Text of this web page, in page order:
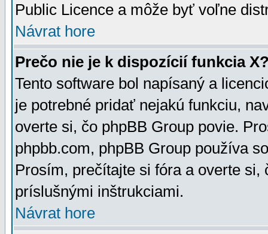
Public Licence a môže byť voľne
Návrat hore
Prečo nie je k dispozícií funkcia
Tento software bol napísaný a
je potrebné pridať nejakú funkciu,
overte si, čo phpBB Group povie.
phpbb.com, phpBB Group používa
Prosím, prečítajte si fóra a overte
príslušnými inštrukciami.
Návrat hore